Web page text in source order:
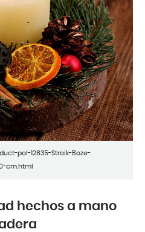
pol-12835-Stroik-Boze-
cm.html
hechos a mano